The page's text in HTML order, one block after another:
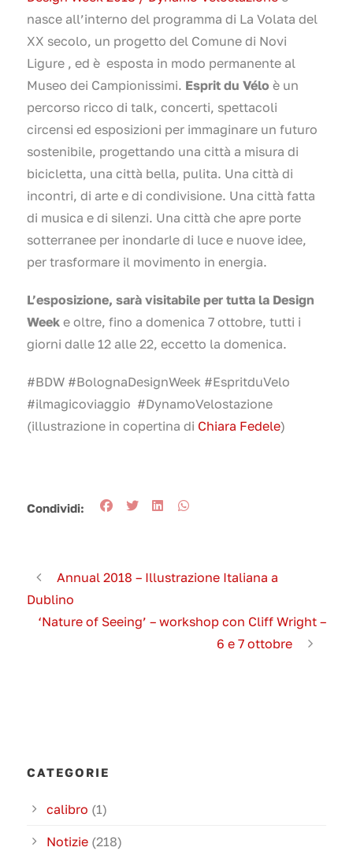
nasce all’interno del programma di La Volata del
XX secolo, un progetto del Comune di Novi
Ligure , ed è esposta in modo permanente al
Museo dei Campionissimi. Esprit du Vélo è un
percorso ricco di talk, concerti, spettacoli
circensi ed esposizioni per immaginare un futuro
sostenibile, progettando una città a misura di
bicicletta, una città bella, pulita. Una città di
incontri, di arte e di condivisione. Una città fatta
di musica e di silenzi. Una città che apre porte
sotterranee per inondarle di luce e nuove idee,
per trasformare il movimento in energia.
L’esposizione, sarà visitabile per tutta la Design
Week e oltre, fino a domenica 7 ottobre, tutti i
giorni dalle 12 alle 22, eccetto la domenica.
#BDW #BolognaDesignWeek #EspritduVelo
#ilmagicoviaggio #DynamoVelostazione
(illustrazione in copertina di Chiara Fedele)
Condividi:
Annual 2018 – Illustrazione Italiana a
Dublino
‘Nature of Seeing’ – workshop con Cliff Wright –
6 e 7 ottobre
CATEGORIE
calibro (1)
Notizie (218)